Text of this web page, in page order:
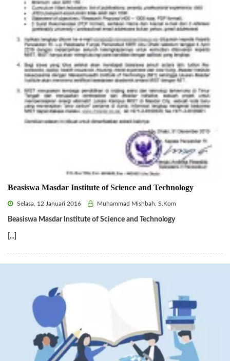
Beasiswa Masdar Institute of Science and Technology
Selasa, 12 Januari 2016 Muhammad Mishbah, S.Kom
Beasiswa Masdar Institute of Science and Technology
[...]